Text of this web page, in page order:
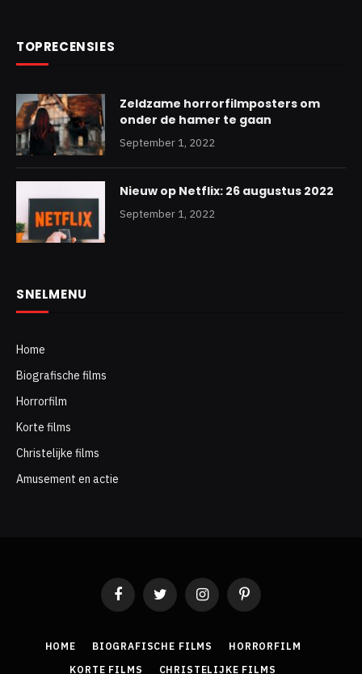
TOPRECENSIES
Zeldzame horrorfilmposters om
onder de hamer te gaan
September 1, 2022
Nieuw op Netflix: 26 augustus 2022
September 1, 2022
SNELMENU
Home
Biografische films
Horrorfilm
Korte films
Christelijke films
Amusement en actie
FacebookTwitter InstagramPinterest
HOME BIOGRAFISCHE FILMS
HORRORFILM
KORTE FILMS
CHRISTELIJKE FILMS